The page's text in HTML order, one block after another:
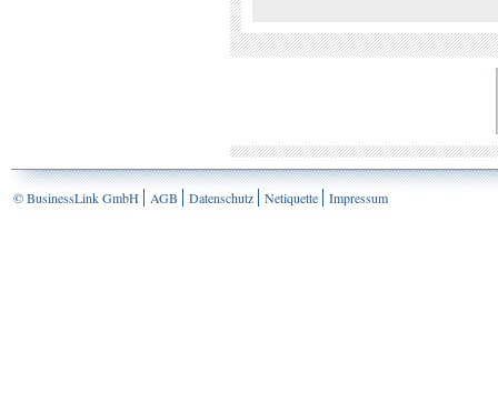
© BusinessLink GmbH AGB Datenschutz Netiquette Impressum